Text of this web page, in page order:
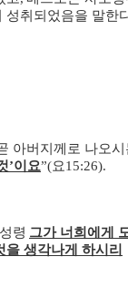
성취되었음을 말한
아버지께로 나오시
’이 요”(요15:26).
령 그가 너희에게
생각나게 하시리